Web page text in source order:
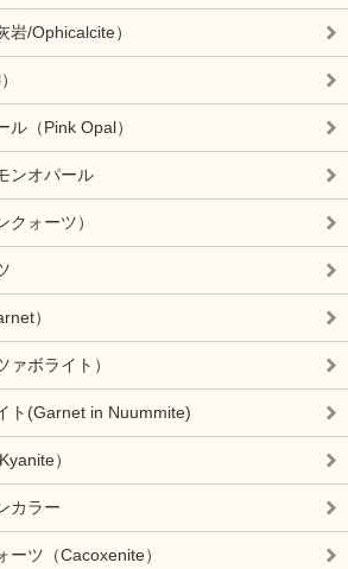
岩/Ophicalcite）
（Pink Opal）
ンオパール
ォーツ）
）
ボライト）
ト(Garnet in Nuummite)
）
カラー
ーツ（Cacoxenite）